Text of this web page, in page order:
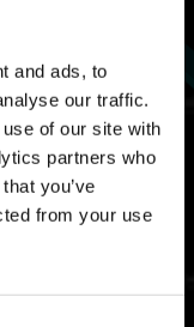
and ads, to
our traffic.
of our site with
partners who
you’ve
from your use
охотника и
(для
для